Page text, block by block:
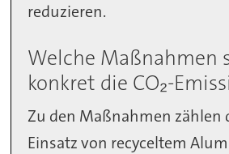
reduzieren.
Welche Maßnahmen
konkret die CO₂-
Zu den Maßnahmen zählen
Einsatz von recyceltem